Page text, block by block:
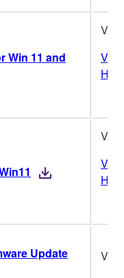
Win 11 and
Update